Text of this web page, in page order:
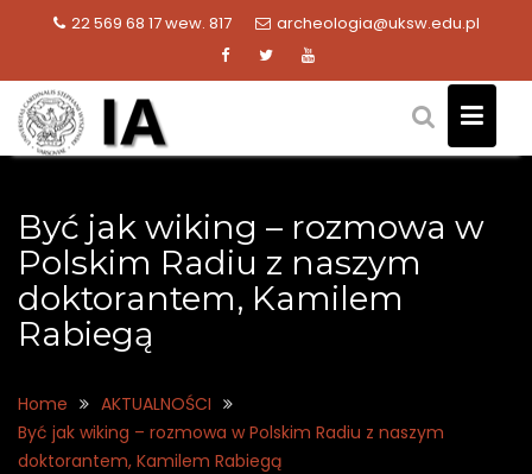
22 569 68 17 wew. 817 archeologia@uksw.edu.pl
Być jak wiking – rozmowa w
Polskim Radiu z naszym
doktorantem, Kamilem
Rabiegą
Home
AKTUALNOŚCI
Być jak wiking – rozmowa w Polskim Radiu z naszym
doktorantem, Kamilem Rabiegą